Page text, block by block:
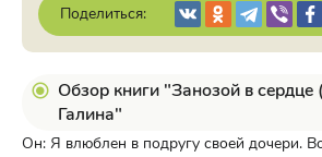
Поделиться:
Обзор книги "Занозой в
Галина"
Он: Я влюблен в подругу своей дочери.